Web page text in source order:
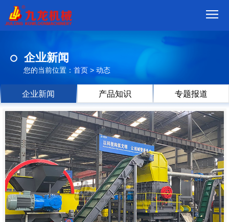
品
视
频
现
场
方
案
动
态
联
企业新闻
您的当前位置： 首页 > 动态
企业新闻 产品知识 专题报道